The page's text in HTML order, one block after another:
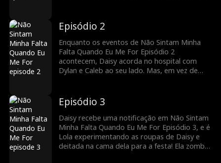
para ela, às vezes mais. Mas tudo mudou
quando Lola se mudou para lá. Usando seu
charme sedutor, Lola virou todos contra
Daisy enquanto se fazia de vítima. Dylan e
Caleb expulsaram Daisy da festa de
aniversário de Lola. Ela não consegue respirar
Episódio 2
Enquanto os eventos de Não Sintam Minha
Falta Quando Eu Me For Episódio 2
acontecem, Daisy acorda no hospital com
Dylan e Caleb ao seu lado. Mas, em vez de
teatro, eles a abandonam no hospital. Daisy
fica assustada. Ela se pergunta o que
aconteceu com eles.
Episódio 3
Daisy recebe uma notificação em Não Sintam
Minha Falta Quando Eu Me For Episódio 3, e é
Lola experimentando as roupas de Daisy e
deitada na cama dela para a festa! Ela zomba